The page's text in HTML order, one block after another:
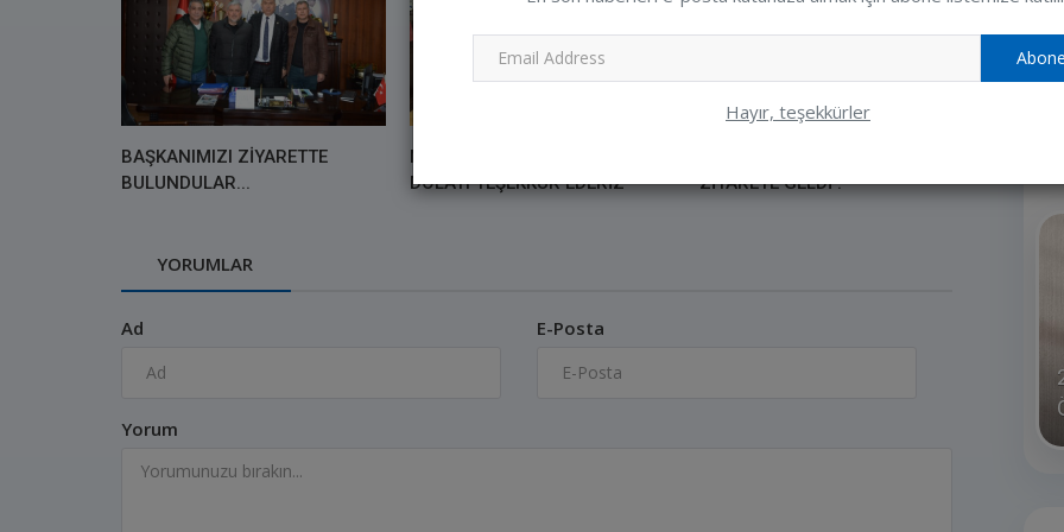
Hayır, teşekkürler
BAŞKANIMIZI ZİYARETTE
BULUNDULAR...
NAZİK ZİYARETLERİNDEN
DOLAYI TEŞEKKÜR EDERİZ
ZİYARETE GELDİ !
YORUMLAR
Ad E-Posta
Yorum